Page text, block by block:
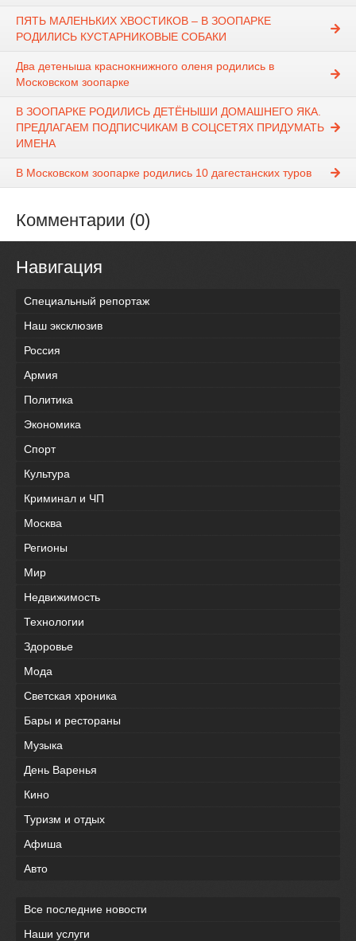
ПЯТЬ МАЛЕНЬКИХ ХВОСТИКОВ – В ЗООПАРКЕ
РОДИЛИСЬ КУСТАРНИКОВЫЕ СОБАКИ
Два детеныша краснокнижного оленя родились в
Московском зоопарке
В ЗООПАРКЕ РОДИЛИСЬ ДЕТЁНЫШИ ДОМАШНЕГО ЯКА.
ПРЕДЛАГАЕМ ПОДПИСЧИКАМ В СОЦСЕТЯХ ПРИДУМАТЬ
ИМЕНА
В Московском зоопарке родились 10 дагестанских туров
Комментарии (0)
Навигация
Специальный репортаж
Наш эксклюзив
Россия
Армия
Политика
Экономика
Спорт
Культура
Криминал и ЧП
Москва
Регионы
Мир
Недвижимость
Технологии
Здоровье
Мода
Светская хроника
Бары и рестораны
Музыка
День Варенья
Кино
Туризм и отдых
Афиша
Авто
Все последние новости
Наши услуги